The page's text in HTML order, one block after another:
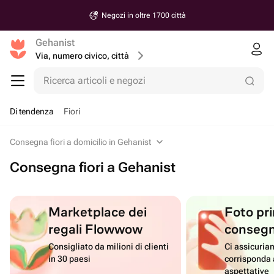
Negozi in oltre 1700 città
Gehanist
Via, numero civico, città
Ricerca articoli e negozi
Di tendenza Fiori
Consegna fiori a domicilio in Gehanist
Consegna fiori a Gehanist
Marketplace dei
regali Flowwow
Consigliato da milioni di clienti
in 30 paesi
Foto
Ci
corrisponda
aspettative